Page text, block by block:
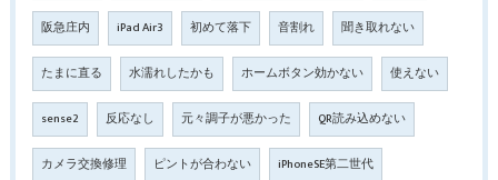
阪急庄内 iPad Air3 初めて落下 音割れ 聞き取れない
たまに直る 水濡れしたかも ホームボタン効かない 使えない
sense2 反応なし 元々調子が悪かった QR読み込めない
カメラ交換修理 ピントが合わない iPhoneSE第二世代